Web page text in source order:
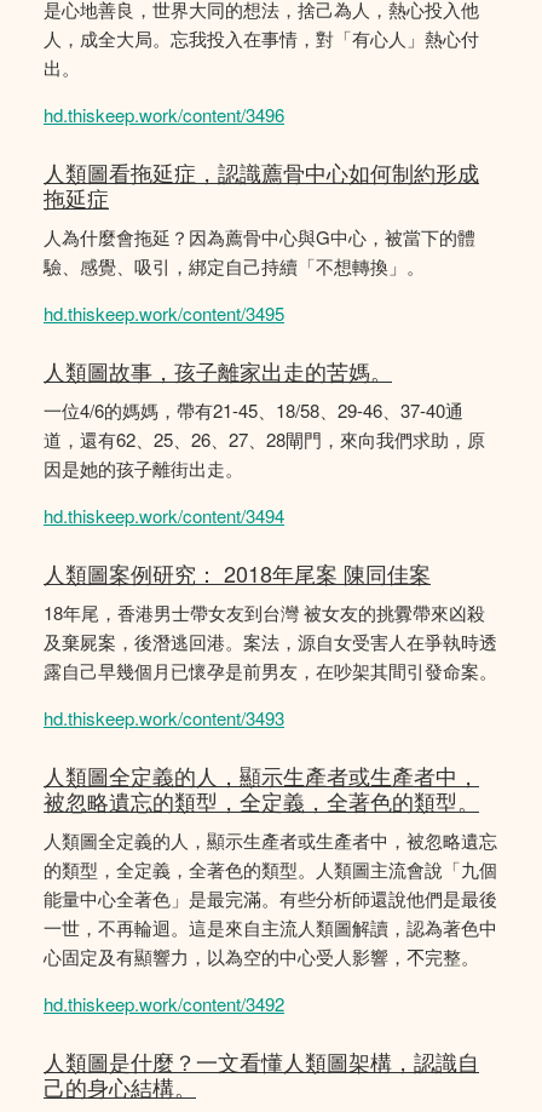
是心地善良，世界大同的想法，捨己為人，熱心投入他
人，成全大局。忘我投入在事情，對「有心人」熱心付
出。
hd.thiskeep.work/content/3496
人類圖看拖延症，認識薦骨中心如何制約形成
拖延症
人為什麼會拖延？因為薦骨中心與G中心，被當下的體
驗、感覺、吸引，綁定自己持續「不想轉換」。
hd.thiskeep.work/content/3495
人類圖故事，孩子離家出走的苦媽。
一位4/6的媽媽，帶有21-45、18/58、29-46、37-40通
道，還有62、25、26、27、28閘門，來向我們求助，原
因是她的孩子離街出走。
hd.thiskeep.work/content/3494
人類圖案例研究： 2018年尾案 陳同佳案
18年尾，香港男士帶女友到台灣 被女友的挑釁帶來凶殺
及棄屍案，後潛逃回港。案法，源自女受害人在爭執時透
露自己早幾個月已懷孕是前男友，在吵架其間引發命案。
hd.thiskeep.work/content/3493
人類圖全定義的人，顯示生產者或生產者中，
被忽略遺忘的類型，全定義，全著色的類型。
人類圖全定義的人，顯示生產者或生產者中，被忽略遺忘
的類型，全定義，全著色的類型。人類圖主流會說「九個
能量中心全著色」是最完滿。有些分析師還說他們是最後
一世，不再輪迴。這是來自主流人類圖解讀，認為著色中
心固定及有顯響力，以為空的中心受人影響，𣎴完整。
hd.thiskeep.work/content/3492
人類圖是什麼？一文看懂人類圖架構，認識自
己的身心結構。